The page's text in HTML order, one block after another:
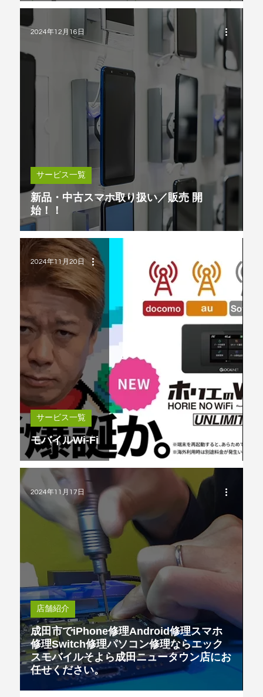
新品・中古スマホ取り扱い／販売 開
始！！
サービス一覧
2024年12月16日
モバイルWi-Fi
サービス一覧
2024年11月20日
成田市でiPhone修理Android修理スマホ
修理Switch修理パソコン修理ならエック
スモバイルそよら成田ニュータウン店にお
任せください。
店舗紹介
2024年11月17日